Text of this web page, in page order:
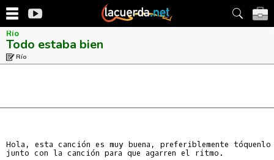
Río
Todo estaba bien
Río
Hola, esta canción es muy buena, preferiblemente tóquenlo
junto con la canción para que agarren el ritmo.